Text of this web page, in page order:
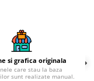
si grafica originala
care stau la baza
sunt realizate manual.